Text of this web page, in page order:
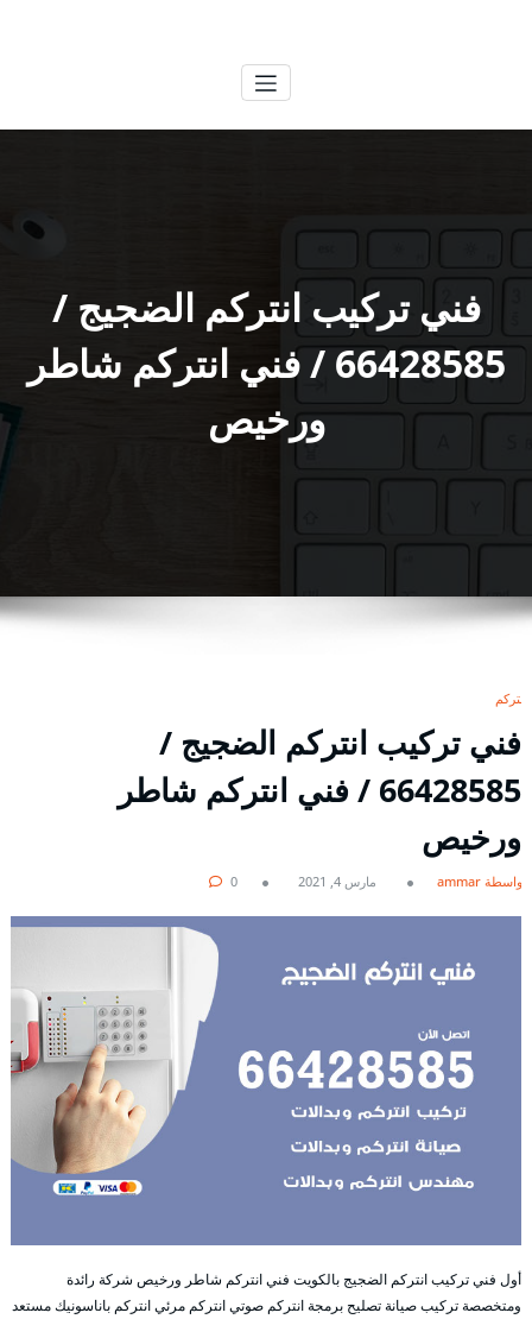
فني تركيب انتركم الضجيج /
66428585 / فني انتركم شاطر
ورخيص
انتركم
فني تركيب انتركم الضجيج /
66428585 / فني انتركم شاطر
ورخيص
بواسطة ammar مارس 4, 2021 0
أول فني تركيب انتركم الضجيج بالكويت فني انتركم شاطر ورخيص شركة رائدة
ومتخصصة تركيب صيانة تصليح برمجة انتركم صوتي انتركم مرئي انتركم باناسونيك مستعد